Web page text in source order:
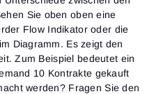
Sie oben oben eine
Flow Indikator oder die
Diagramm. Es zeigt den
Zum Beispiel bedeutet ein
10 Kontrakte gekauft
werden? Fragen Sie den